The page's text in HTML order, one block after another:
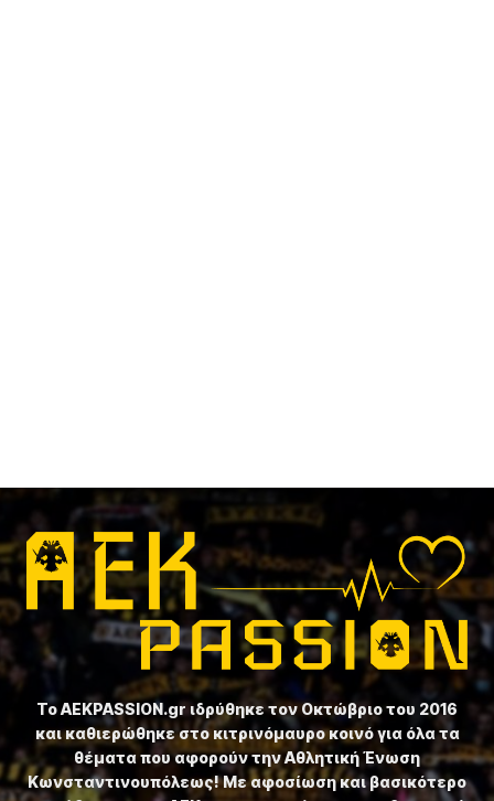
Το ⁦AEKPASSION.gr⁩ ιδρύθηκε τον Οκτώβριο του 2016
και καθιερώθηκε στο κιτρινόμαυρο κοινό για όλα τα
θέματα που αφορούν την Αθλητική Ένωση
Κωνσταντινουπόλεως! Με αφοσίωση και βασικότερο